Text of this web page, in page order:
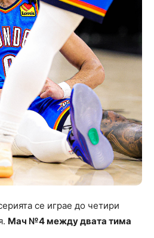
се играе до четири
Мач №4 между двата тима